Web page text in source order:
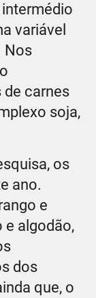
variável
Nos
carnes
soja,
os
ano.
e
e algodão,
dos
que, o